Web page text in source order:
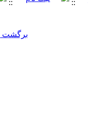
برگشت